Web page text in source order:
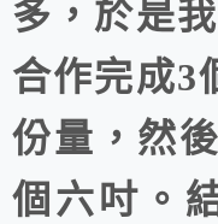
多，於是
合作完成3
份量，然
個六吋。